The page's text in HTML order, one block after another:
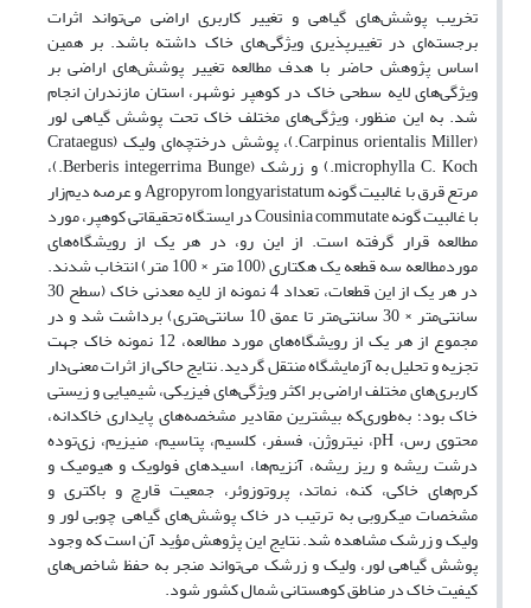
تخریب پوشش‌های گیاهی و تغییر کاربری اراضی می‌تواند اثرات
برجسته‌ای در تغییرپذیری ویژگی‌های خاک داشته باشد. بر همین
اساس پژوهش حاضر با هدف مطالعه تغییر پوشش‌های اراضی بر
ویژگی‌های لایه سطحی خاک در کوهپر نوشهر، استان مازندران انجام
شد. به این منظور، ویژگی‌های مختلف خاک تحت پوشش گیاهی لور
(Carpinus orientalis Miller.)، پوشش درختچه‌ای ولیک (Crataegus
microphylla C. Koch.) و زرشک (Berberis integerrima Bunge.)،
مرتع قرق با غالبیت گونه Agropyrom longyaristatum و عرصه دیم‌زار
با غالبیت گونه Cousinia commutate در ایستگاه تحقیقاتی کوهپر، مورد
مطالعه قرار گرفته است. از این رو، در هر یک از رویشگاه‌های
موردمطالعه سه قطعه یک هکتاری (100 متر × 100 متر) انتخاب شدند.
در هر یک از این قطعات، تعداد 4 نمونه از لایه معدنی خاک (سطح 30
سانتی‌متر × 30 سانتی‌متر تا عمق 10 سانتی‌متری) برداشت شد و در
مجموع از هر یک از رویشگاه‌های مورد مطالعه، 12 نمونه خاک جهت
تجزیه و تحلیل به آزمایشگاه منتقل گردید. نتایج حاکی از اثرات معنی‌دار
کاربری‌های مختلف اراضی بر اکثر ویژگی‌های فیزیکی، شیمیایی و زیستی
خاک بود؛ به‌طوری‌که بیشترین مقادیر مشخصه‌های پایداری خاکدانه،
محتوی رس، pH، نیتروژن، فسفر، کلسیم، پتاسیم، منیزیم، زی‌توده
درشت ریشه و ریز ریشه، آنزیم‌ها، اسیدهای فولویک و هیومیک و
کرم‌های خاکی، کنه، نماتد، پروتوزوئر، جمعیت قارچ و باکتری و
مشخصات میکروبی به ترتیب در خاک پوشش‌های گیاهی چوبی لور و
ولیک و زرشک مشاهده شد. نتایج این پژوهش مؤید آن است که وجود
پوشش گیاهی لور، ولیک و زرشک می‌تواند منجر به حفظ شاخص‌های
کیفیت خاک در مناطق کوهستانی شمال کشور شود.